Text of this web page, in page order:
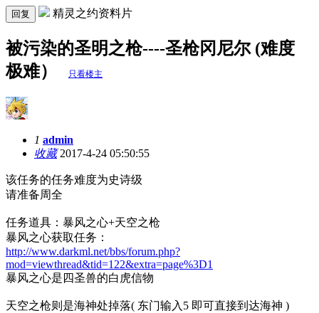
回复 精灵之约资料片
被污染的圣明之枪----圣枪冈尼尔 (难度
极难）
只看楼主
1 admin
收藏2017-4-24 05:50:55
该任务的任务难度为史诗级
请准备周全
任务道具：暴风之心+天空之枪
暴风之心获取任务：
http://www.darkml.net/bbs/forum.php?
mod=viewthread&tid=122&extra=page%3D1
暴风之心是四圣兽的白虎信物
天空之枪则是海神处掉落( 东门输入5 即可直接到达海神 )